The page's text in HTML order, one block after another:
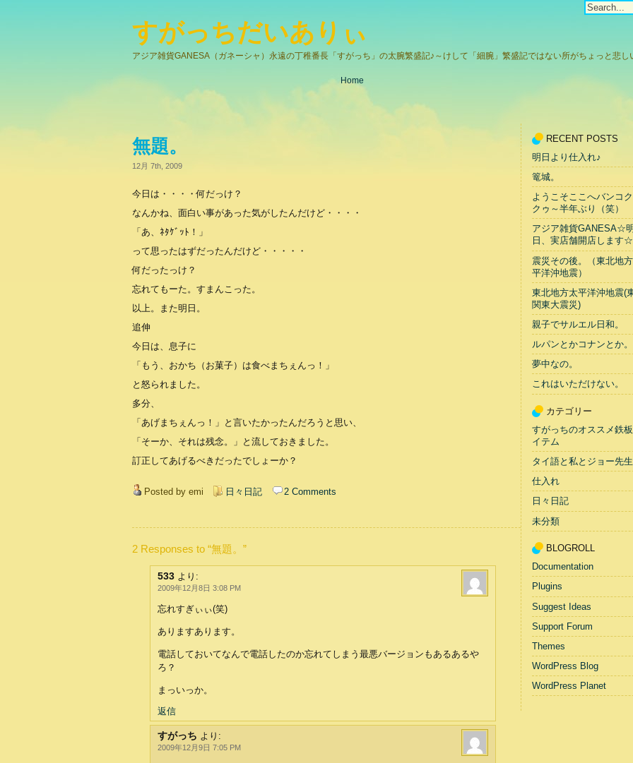
すがっちだいありぃ
アジア雑貨GANESA（ガネーシャ）永遠の丁稚番長「すがっち」の太腕繁盛記♪～けして「細腕」繁盛記ではない所がちょっと悲し
Home
無題。
12月 7th, 2009
今日は・・・・何だっけ？
なんかね、面白い事があった気がしたんだけど・・・・
「あ、ﾈﾀｹﾞｯﾄ！」
って思ったはずだったんだけど・・・・・
何だったっけ？
忘れてもーた。すまんこった。
以上。また明日。
追伸
今日は、息子に
「もう、おかち（お菓子）は食べまちぇんっ！」
と怒られました。
多分、
「あげまちぇんっ！」と言いたかったんだろうと思い、
「そーか、それは残念。」と流しておきました。
訂正してあげるべきだったでしょーか？
Posted by emi 日々日記 2 Comments
2 Responses to “無題。”
533 より:
2009年12月8日 3:08 PM
忘れすぎぃぃ(笑)
ありますあります。
電話しておいてなんで電話したのか忘れてしまう最悪バージョンもあるあるや
ろ？
まっいっか。
返信
すがっち より:
2009年12月9日 7:05 PM
RECENT POSTS
明日より仕入れ♪
篭城。
ようこそここへバンコ
クゥ～半年ぶり（笑）
アジア雑貨GANESA☆
日、実店舗開店します☆
震災その後。（東北地
平洋沖地震）
東北地方太平洋沖地震(
関東大震災)
親子でサルエル日和。
ルパンとかコナンとか。
夢中なの。
これはいただけない。
カテゴリー
すがっちのオススメ鉄
イテム
タイ語と私とジョー先生
仕入れ
日々日記
未分類
BLOGROLL
Documentation
Plugins
Suggest Ideas
Support Forum
Themes
WordPress Blog
WordPress Planet